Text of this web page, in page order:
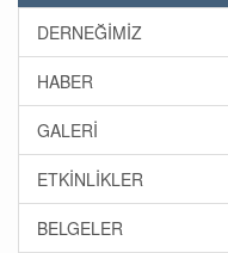
DERNEĞİMİZ
HABER
GALERİ
ETKİNLİKLER
BELGELER